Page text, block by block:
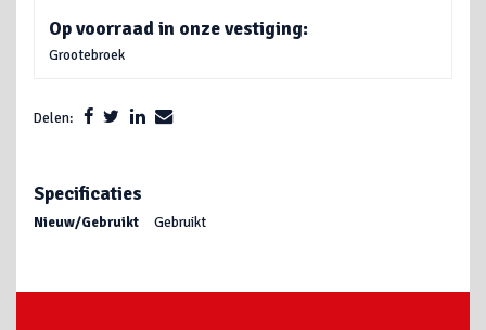
Op voorraad in onze vestiging:
Grootebroek
Delen:
Specificaties
Nieuw/Gebruikt Gebruikt